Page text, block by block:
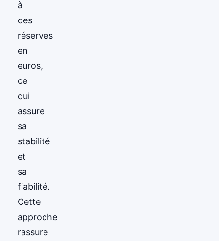
à
des
réserves
en
euros,
ce
qui
assure
sa
stabilité
et
sa
fiabilité.
Cette
approche
rassure